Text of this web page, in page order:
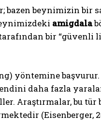
beynimizin bir
amigdala
bir “güvenli
yöntemine başvurur.
daha fazla
Araştırmalar, bu
(Eisenberger,